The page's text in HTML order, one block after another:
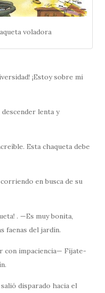
voladora
¡Estoy sobre mi
lenta y
Esta chaqueta debe
en busca de su
. —Es muy bonita,
faenas del jardín.
impaciencia— Fíjate-
disparado hacia el